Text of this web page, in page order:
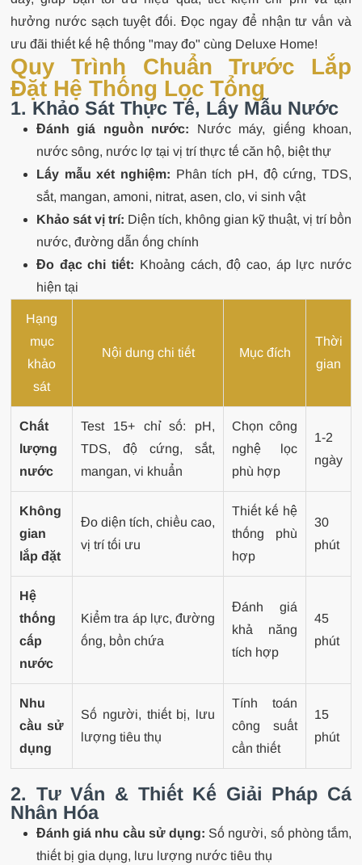
hưởng nước sạch tuyệt đối. Đọc ngay để nhận tư vấn và
ưu đãi thiết kế hệ thống "may đo" cùng Deluxe Home!
Quy Trình Chuẩn Trước Lắp
Đặt Hệ Thống Lọc Tổng
1. Khảo Sát Thực Tế, Lấy Mẫu Nước
Đánh giá nguồn nước: Nước máy, giếng khoan,
nước sông, nước lợ tại vị trí thực tế căn hộ, biệt thự
Lấy mẫu xét nghiệm: Phân tích pH, độ cứng, TDS,
sắt, mangan, amoni, nitrat, asen, clo, vi sinh vật
Khảo sát vị trí: Diện tích, không gian kỹ thuật, vị trí bồn
nước, đường dẫn ống chính
Đo đạc chi tiết: Khoảng cách, độ cao, áp lực nước
hiện tại
Hạng
mục
khảo
sát
Nội dung chi tiết Mục đích
Thời
gian
Chất
lượng
nước
Test 15+ chỉ số: pH,
TDS, độ cứng, sắt,
mangan, vi khuẩn
Chọn công
nghệ lọc
phù hợp
1-2
ngày
Không
gian
lắp đặt
Đo diện tích, chiều cao,
vị trí tối ưu
Thiết kế hệ
thống phù
hợp
30
phút
Hệ
thống
cấp
nước
Kiểm tra áp lực, đường
ống, bồn chứa
Đánh giá
khả năng
tích hợp
45
phút
Nhu
cầu sử
dụng
Số người, thiết bị, lưu
lượng tiêu thụ
Tính toán
công suất
cần thiết
15
phút
2. Tư Vấn & Thiết Kế Giải Pháp Cá
Nhân Hóa
Đánh giá nhu cầu sử dụng: Số người, số phòng tắm,
thiết bị gia dụng, lưu lượng nước tiêu thụ